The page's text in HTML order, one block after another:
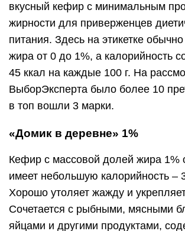
вкусный кефир с минимальным
жирности для приверженцев
питания. Здесь на этикетке
жира от 0 до 1%, а калорийность
45 ккал на каждые 100 г. На
ВыборЭксперта было более 10
в топ вошли 3 марки.
«Домик в деревне» 1%
Кефир с массовой долей жира
имеет небольшую калорийность –
Хорошо утоляет жажду и
Сочетается с рыбными, мясными
яйцами и другими продуктами,